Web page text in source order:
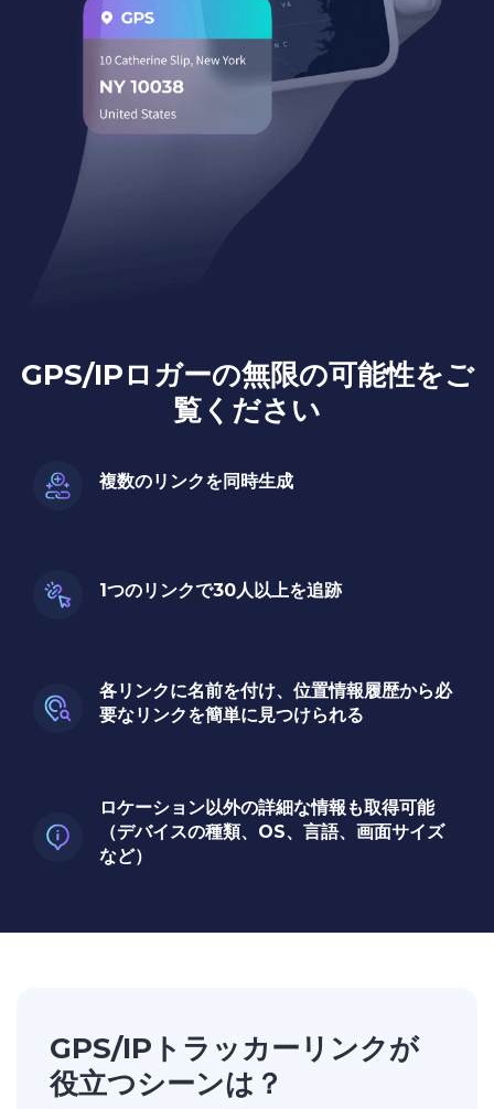
GPS/IPロガーの無限の可能性をご
覧ください
複数のリンクを同時生成
1つのリンクで30人以上を追跡
各リンクに名前を付け、位置情報履歴から必
要なリンクを簡単に見つけられる
ロケーション以外の詳細な情報も取得可能
（デバイスの種類、OS、言語、画面サイズ
など）
GPS/IPトラッカーリンクが
役立つシーンは？